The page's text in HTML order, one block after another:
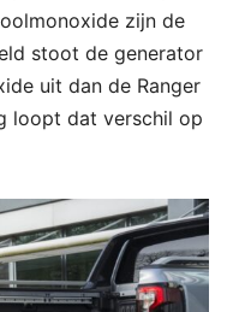
zijn de
stoot de generator
uit dan de Ranger
loopt dat verschil op